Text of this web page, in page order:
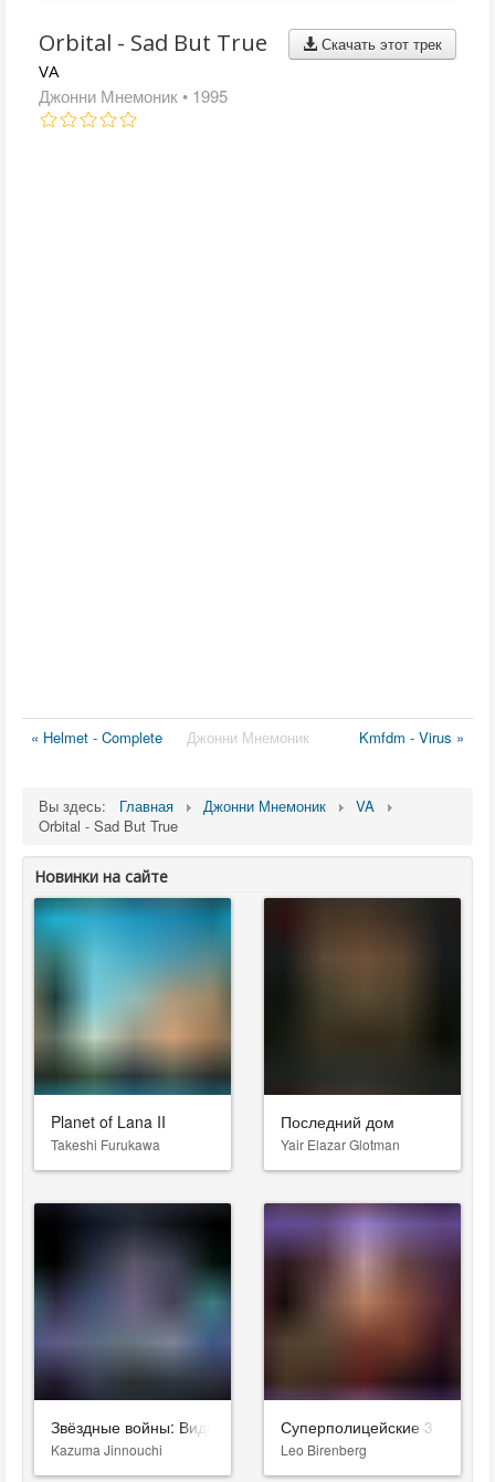
Скачать этот трек
Orbital - Sad But True
VA
Джонни Мнемоник • 1995
« Helmet - Complete Джонни Мнемоник Kmfdm - Virus »
Вы здесь: Главная Джонни Мнемоник
VA
Orbital - Sad But True
Новинки на сайте
Planet of Lana II
Takeshi Furukawa
Последний дом
Yair Elazar Glotman
Звёздные войны: Видения. Девятый джедай
Kazuma Jinnouchi
Суперполицейские 3
Leo Birenberg